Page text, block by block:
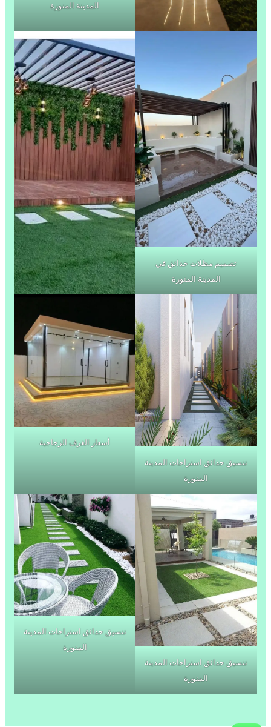
المدينة المنورة
تصميم مظلات حدائق في
المدينة المنورة
تنسيق حدائق استراحات المدينة
المنورة
أسعار الغرف الزجاجية
تنسيق حدائق استراحات المدينة
المنورة
تنسيق حدائق استراحات المدينة
المنورة